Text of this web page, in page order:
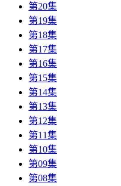
第20集
第19集
第18集
第17集
第16集
第15集
第14集
第13集
第12集
第11集
第10集
第09集
第08集